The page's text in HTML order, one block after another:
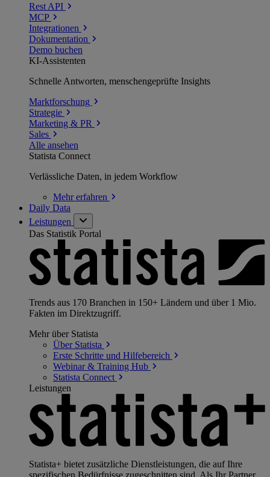
Rest API
MCP
Integrationen
Dokumentation
Demo buchen
KI-Assistenten
Schnelle Antworten, menschengeprüfte Insights
Marktforschung
Strategie
Marketing & PR
Sales
Alle ansehen
Statista Connect
Verlässliche Daten, in jedem Workflow
Mehrerfahren
Daily Data
Leistungen
Das Statistik Portal
Trends aus 170 Branchen in 150+ Ländern und über 1 Mio.
Fakten im Direktzugriff.
Mehr über Statista
Über Statista
Erste Schritte und Hilfebereich
Webinar & Training Hub
Statista Connect
Leistungen
Statista+ bietet zusätzliche Dienstleistungen, die auf Ihre
spezifischen Bedürfnisse zugeschnitten sind. Als Ihr Partner